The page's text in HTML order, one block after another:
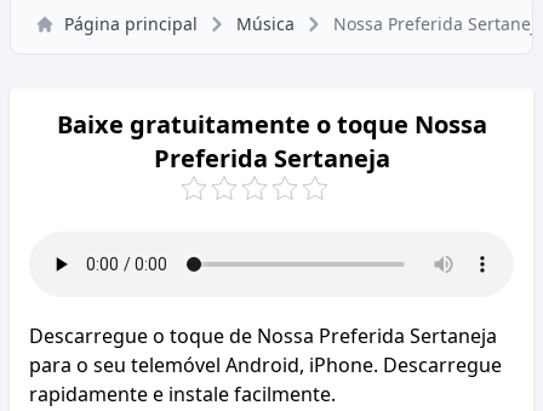
Página principal Música Nossa Preferida
Baixe gratuitamente o toque Nossa
Preferida Sertaneja
Descarregue o toque de Nossa Preferida Sertaneja
para o seu telemóvel Android, iPhone. Descarregue
rapidamente e instale facilmente.